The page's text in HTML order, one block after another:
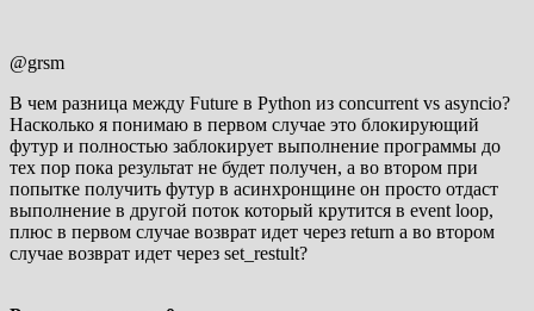
@grsm
В чем разница между Future в Python из concurrent vs asyncio?
Насколько я понимаю в первом случае это блокирующий
футур и полностью заблокирует выполнение программы до
тех пор пока результат не будет получен, а во втором при
попытке получить футур в асинхронщине он просто отдаст
выполнение в другой поток который крутится в event loop,
плюс в первом случае возврат идет через return а во втором
случае возврат идет через set_restult?